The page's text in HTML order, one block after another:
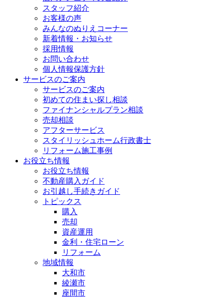
スタッフ紹介
お客様の声
みんなのぬりえコーナー
新着情報・お知らせ
採用情報
お問い合わせ
個人情報保護方針
サービスのご案内
サービスのご案内
初めての住まい探し相談
ファイナンシャルプラン相談
売却相談
アフターサービス
スタイリッシュホーム行政書士
リフォーム施工事例
お役立ち情報
お役立ち情報
不動産購入ガイド
お引越し手続きガイド
トピックス
購入
売却
資産運用
金利・住宅ローン
リフォーム
地域情報
大和市
綾瀬市
座間市